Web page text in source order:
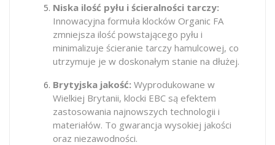
Niska ilość pyłu i ścieralności tarczy:
Innowacyjna formuła klocków Organic FA
zmniejsza ilość powstającego pyłu i
minimalizuje ścieranie tarczy hamulcowej, co
utrzymuje je w doskonałym stanie na dłużej.
Brytyjska jakość: Wyprodukowane w
Wielkiej Brytanii, klocki EBC są efektem
zastosowania najnowszych technologii i
materiałów. To gwarancja wysokiej jakości
oraz niezawodności.